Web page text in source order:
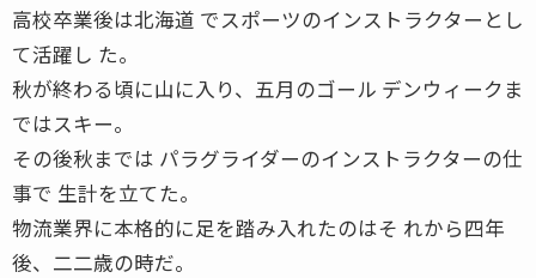
高校卒業後は北海道 でスポーツのインストラクターとし
て活躍し た。
秋が終わる頃に山に入り、五月のゴール デンウィークま
ではスキー。
その後秋までは パラグライダーのインストラクターの仕
事で 生計を立てた。
物流業界に本格的に足を踏み入れたのはそ れから四年
後、二二歳の時だ。